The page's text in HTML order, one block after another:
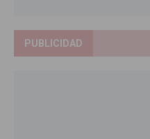
PUBLICIDAD